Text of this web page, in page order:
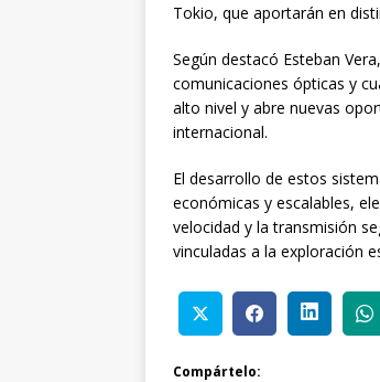
Tokio, que aportarán en
Según destacó Esteban
comunicaciones ópticas y
alto nivel y abre nuevas
internacional.
El desarrollo de estos
económicas y escalables,
velocidad y la transmisión
vinculadas a la exploración
Compártelo: